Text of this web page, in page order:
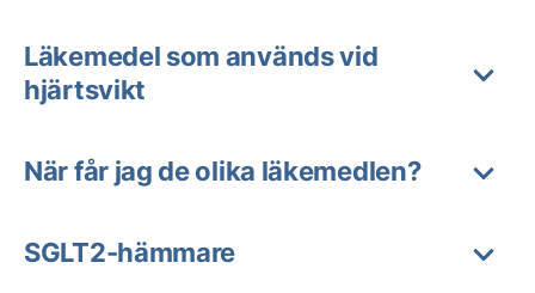
Läkemedel som används vid
hjärtsvikt
När får jag de olika läkemedlen?
SGLT2-hämmare